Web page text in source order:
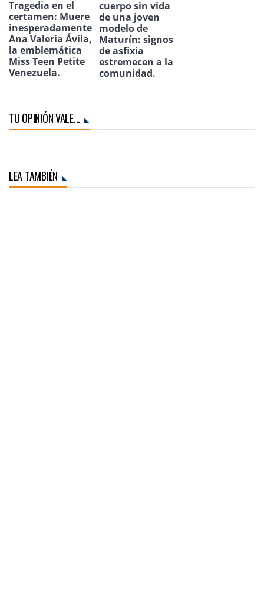
Tragedia en el
certamen: Muere
inesperadamente
Ana Valeria Ávila,
la emblemática
Miss Teen Petite
Venezuela.
cuerpo sin vida
de una joven
modelo de
Maturín: signos
de asfixia
estremecen a la
comunidad.
TU OPINIÓN VALE...
LEA TAMBIÉN